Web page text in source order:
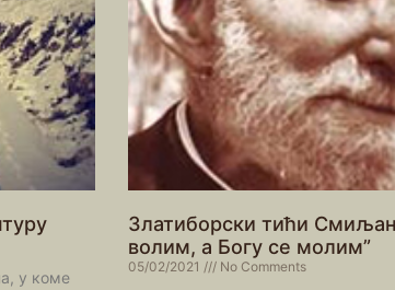
у коме
Златиборски тићи
волим, а Богу се молим”
05/02/2021 No Comments